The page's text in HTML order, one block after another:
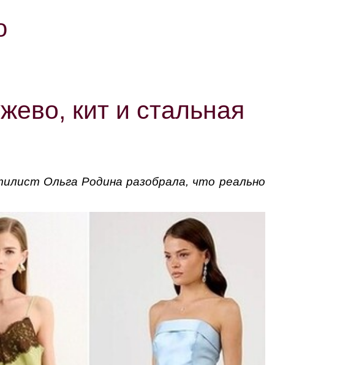
кит и стальная
Ольга Родина разобрала, что реально